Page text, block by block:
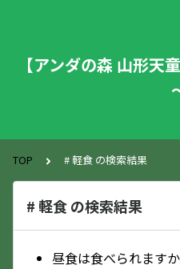
【アンダの森 山形天
TOP # 軽食 の検索結果
# 軽食 の検索結果
昼食は食べられます